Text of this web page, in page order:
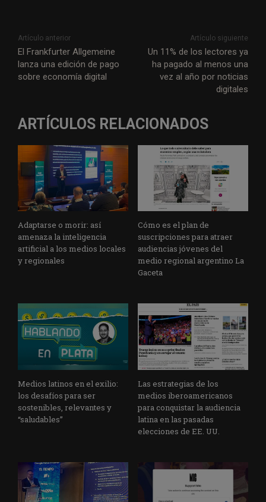
Artículo anterior
El Frankfurter Allgemeine
lanza una edición de pago
sobre economía digital
Artículo siguiente
Un 11% de los lectores ya
ha pagado al menos una
vez al año por noticias
digitales
ARTÍCULOS RELACIONADOS
Adaptarse o morir: así
amenaza la inteligencia
artificial a los medios locales
y regionales
Cómo es el plan de
suscripciones para atraer
audiencias jóvenes del
medio regional argentino La
Gaceta
Medios latinos en el exilio:
los desafíos para ser
sostenibles, relevantes y
“saludables”
Las estrategias de los
medios iberoamericanos
para conquistar la audiencia
latina en las pasadas
elecciones de EE. UU.